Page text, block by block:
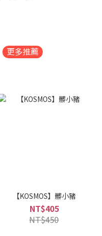
更多推薦
【KOSMOS】髒小豬
NT$405
NT$450